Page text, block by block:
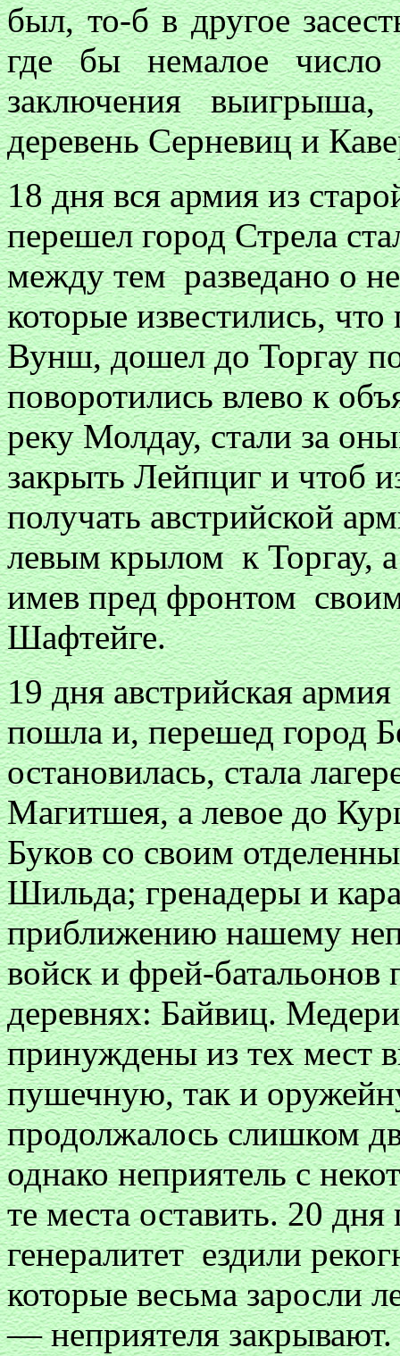
был, то-б в другое
где бы немалое число
заключения
деревень Серневиц и
18 дня вся армия из
перешел город Стрела
между тем разведано о
которые известились,
Вунш, дошел до Торгау
поворотились влево к
реку Молдау, стали за
закрыть Лейпциг и чтоб
получать австрийской
левым крылом к Торгау,
имев пред фронтом
Шафтейге.
19 дня австрийская
пошла и, перешед город
остановилась, стала
Магитшея, а левое до
Буков со своим
Шильда; гренадеры и
приближению нашему
войск и фрей-
деревнях: Байвиц.
принуждены из тех мест
пушечную, так и
продолжалось слишком
однако неприятель с
те места оставить. 20
генералитет ездили
которые весьма заросли
— неприятеля закрывают.